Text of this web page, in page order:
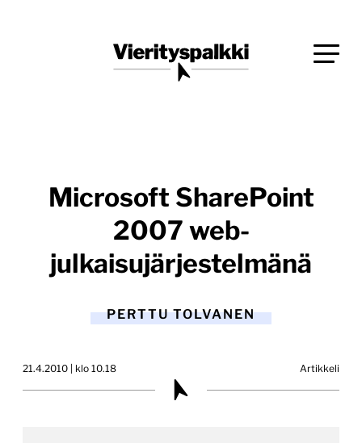
Vierityspalkki.fi
Microsoft SharePoint
2007 web-
julkaisujärjestelmänä
PERTTU TOLVANEN
21.4.2010 | klo 10.18 Artikkeli